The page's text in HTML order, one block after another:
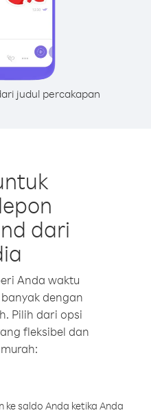
judul percakapan
dari
Anda waktu
dengan
Pilih dari opsi
fleksibel dan
saldo Anda ketika Anda